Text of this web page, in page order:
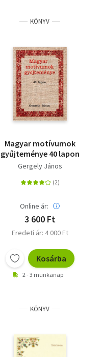
KÖNYV
Magyar motívumok
gyűjteménye 40 lapon
Gergely János
Online ár:
3 600 Ft
Eredeti ár: 4 000 Ft
Kosárba
2 - 3 munkanap
KÖNYV